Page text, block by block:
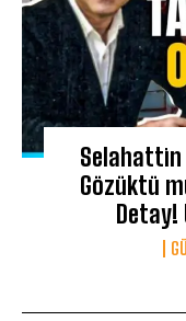
Selahattin
Gözüktü
Detay!